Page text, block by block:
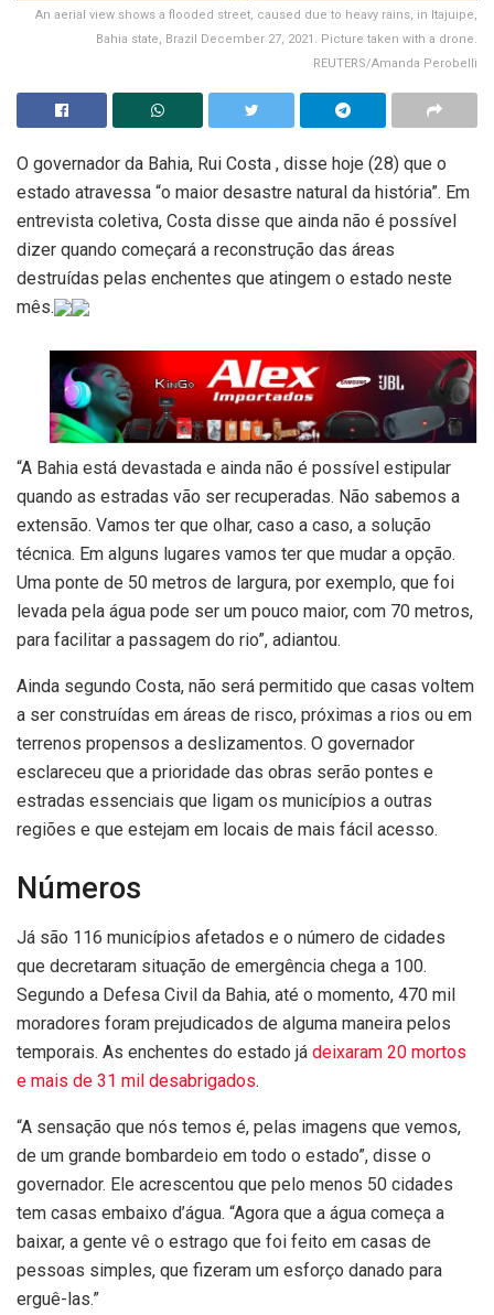
An aerial view shows a flooded street, caused due to heavy rains, in Itajuipe,
Bahia state, Brazil December 27, 2021. Picture taken with a drone.
REUTERS/Amanda Perobelli
O governador da Bahia, Rui Costa , disse hoje (28) que o
estado atravessa “o maior desastre natural da história”. Em
entrevista coletiva, Costa disse que ainda não é possível
dizer quando começará a reconstrução das áreas
destruídas pelas enchentes que atingem o estado neste
mês.
“A Bahia está devastada e ainda não é possível estipular
quando as estradas vão ser recuperadas. Não sabemos a
extensão. Vamos ter que olhar, caso a caso, a solução
técnica. Em alguns lugares vamos ter que mudar a opção.
Uma ponte de 50 metros de largura, por exemplo, que foi
levada pela água pode ser um pouco maior, com 70 metros,
para facilitar a passagem do rio”, adiantou.
Ainda segundo Costa, não será permitido que casas voltem
a ser construídas em áreas de risco, próximas a rios ou em
terrenos propensos a deslizamentos. O governador
esclareceu que a prioridade das obras serão pontes e
estradas essenciais que ligam os municípios a outras
regiões e que estejam em locais de mais fácil acesso.
Números
Já são 116 municípios afetados e o número de cidades
que decretaram situação de emergência chega a 100.
Segundo a Defesa Civil da Bahia, até o momento, 470 mil
moradores foram prejudicados de alguma maneira pelos
temporais. As enchentes do estado já deixaram 20 mortos
e mais de 31 mil desabrigados.
“A sensação que nós temos é, pelas imagens que vemos,
de um grande bombardeio em todo o estado”, disse o
governador. Ele acrescentou que pelo menos 50 cidades
tem casas embaixo d’água. “Agora que a água começa a
baixar, a gente vê o estrago que foi feito em casas de
pessoas simples, que fizeram um esforço danado para
erguê-las.”